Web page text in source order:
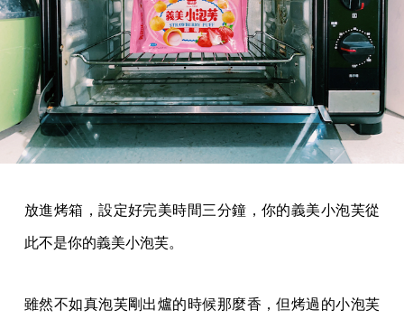
放進烤箱，設定好完美時間三分鐘，你的義美小泡芙從
此不是你的義美小泡芙。
雖然不如真泡芙剛出爐的時候那麼香，但烤過的小泡芙